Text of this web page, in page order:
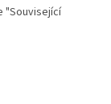
"Související